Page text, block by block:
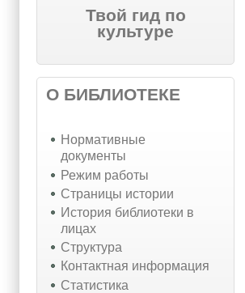
Твой гид по
культуре
О БИБЛИОТЕКЕ
Нормативные
документы
Режим работы
Страницы истории
История библиотеки в
лицах
Структура
Контактная информация
Статистика